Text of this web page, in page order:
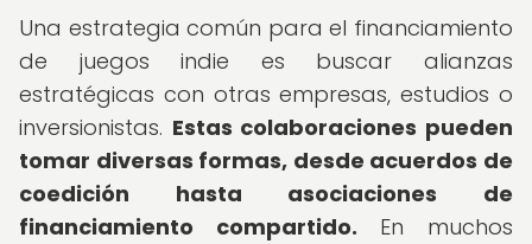
Una estrategia común para el financiamiento
de juegos indie es buscar alianzas
estratégicas con otras empresas, estudios o
inversionistas. Estas colaboraciones pueden
tomar diversas formas, desde acuerdos de
coedición hasta asociaciones de
financiamiento compartido. En muchos